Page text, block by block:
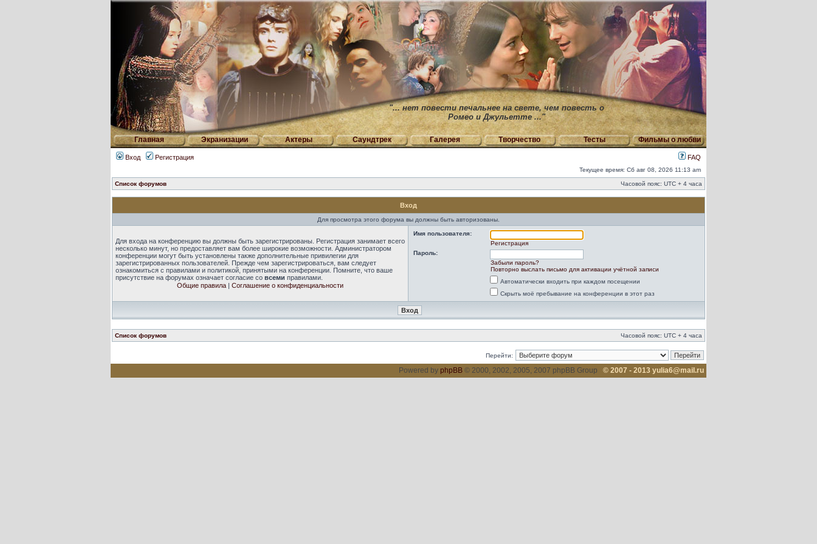
"... нет повести печальнее на свете, чем повесть о
Ромео и Джульетте ..."
Главная Экранизации Актеры Саундтрек Галерея Творчество Тесты Фильмы о любви
Вход Регистрация FAQ
Текущее время: Сб авг 08, 2026 11:13 am
Список форумов Часовой пояс: UTC + 4 часа
Вход
Для просмотра этого форума вы должны быть авторизованы.
Для входа на конференцию вы должны быть зарегистрированы. Регистрация занимает всего
несколько минут, но предоставляет вам более широкие возможности. Администратором
конференции могут быть установлены также дополнительные привилегии для
зарегистрированных пользователей. Прежде чем зарегистрироваться, вам следует
ознакомиться с правилами и политикой, принятыми на конференции. Помните, что ваше
присутствие на форумах означает согласие со всеми правилами.
Общие правила | Соглашение о конфиденциальности
Имя пользователя:
Регистрация
Пароль:
Забыли пароль?
Повторно выслать письмо для активации учётной записи
Автоматически входить при каждом посещении
Скрыть моё пребывание на конференции в этот раз
Список форумов Часовой пояс: UTC + 4 часа
Перейти:
Powered by phpBB © 2000, 2002, 2005, 2007 phpBB Group © 2007 - 2013 yulia6@mail.ru